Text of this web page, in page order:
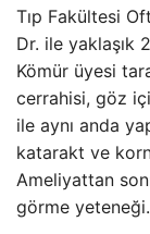
Tıp Fakültesi
Dr. ile yaklaşık
Kömür üyesi
cerrahisi, göz
ile aynı anda
katarakt ve
Ameliyattan
görme yeteneği.